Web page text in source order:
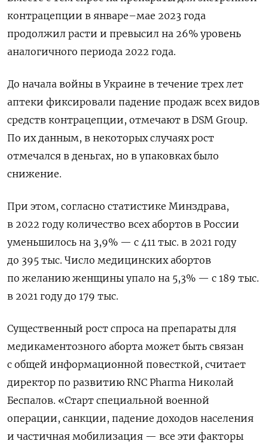
контрацепции в январе–мае 2023 года
продолжил расти и превысил на 26% уровень
аналогичного периода 2022 года.
До начала войны в Украине в течение трех лет
аптеки фиксировали падение продаж всех видов
средств контрацепции, отмечают в DSM Group.
По их данным, в некоторых случаях рост
отмечался в деньгах, но в упаковках было
снижение.
При этом, согласно статистике Минздрава,
в 2022 году количество всех абортов в России
уменьшилось на 3,9% — с 411 тыс. в 2021 году
до 395 тыс. Число медицинских абортов
по желанию женщины упало на 5,3% — с 189 тыс.
в 2021 году до 179 тыс.
Существенный рост спроса на препараты для
медикаментозного аборта может быть связан
с общей информационной повесткой, считает
директор по развитию RNC Pharma Николай
Беспалов. «Старт специальной военной
операции, санкции, падение доходов населения
и частичная мобилизация — все эти факторы